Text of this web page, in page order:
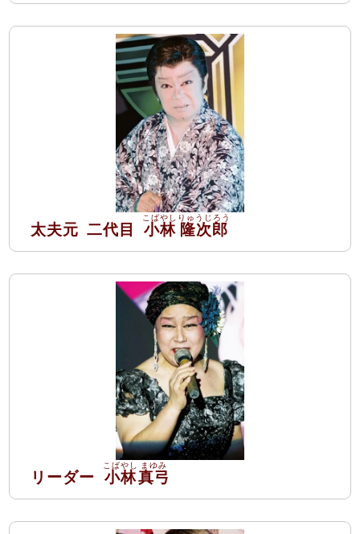
太夫元 二代目 小林 隆次郎
リーダー 小林真弓